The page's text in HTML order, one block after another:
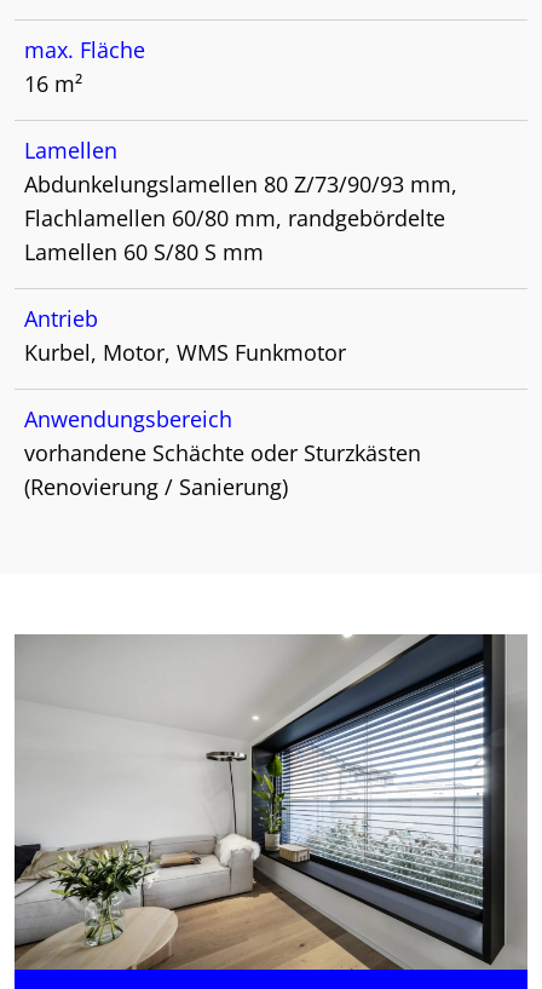
max. Fläche
16 m²
Lamellen
Abdunkelungslamellen 80 Z/73/90/93 mm,
Flachlamellen 60/80 mm, randgebördelte
Lamellen 60 S/80 S mm
Antrieb
Kurbel, Motor, WMS Funkmotor
Anwendungsbereich
vorhandene Schächte oder Sturzkästen
(Renovierung / Sanierung)